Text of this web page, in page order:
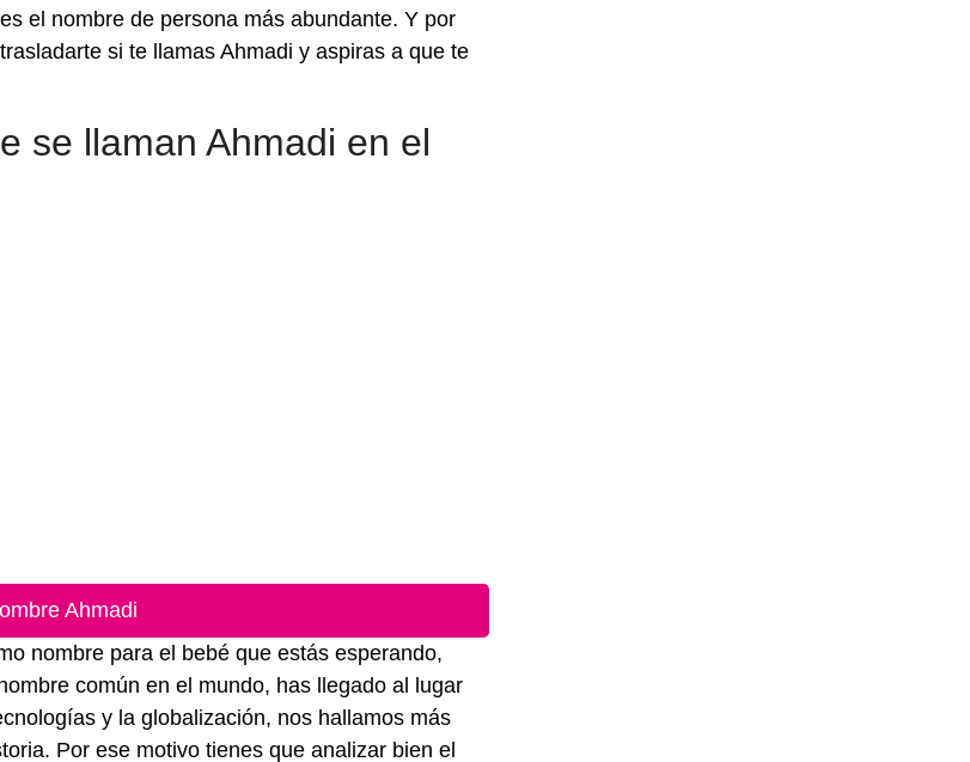
el nombre de persona más abundante. Y por
si te llamas Ahmadi y aspiras a que te
se llaman Ahmadi en el
Ahmadi
nombre para el bebé que estás esperando,
común en el mundo, has llegado al lugar
y la globalización, nos hallamos más
Por ese motivo tienes que analizar bien el